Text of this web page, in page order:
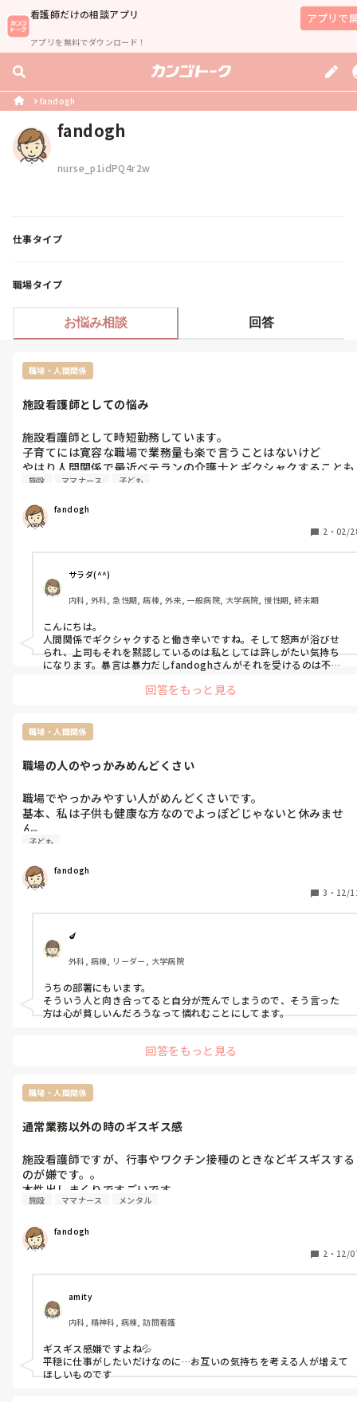
看護師だけの相談アプリ
アプリを無料でダウンロード！
アプリで
fandogh
fandogh
nurse_p1idPQ4r2w
仕事タイプ
職場タイプ
お悩み相談 回答
職場・人間関係
施設看護師としての悩み
施設看護師として時短勤務しています。
子育てには寛容な職場で業務量も楽で言うことはないけど
やはり人間関係で最近ベテランの介護士とギクシャクすることも
あり、先日は怒声を浴びせられたり
かといって転職も子供抱えながら大変だし
悩ましいです。
中々難しいです。
施設 ママナース 子ども
fandogh
2 ・ 02/
サラダ(^^)
内科, 外科, 急性期, 病棟, 外来, 一般病院, 大学病院, 慢性期, 終末期
こんにちは。
人間関係でギクシャクすると働き辛いですね。そして怒声が浴びせ
られ、上司もそれを黙認しているのは私としては許しがたい気持ち
になります。暴言は暴力だしfandoghさんがそれを受けるのは不当
かといって、すぐに辞めるなどの対処が難しいこともよくわかりま
回答をもっと見る
職場・人間関係
職場の人のやっかみめんどくさい
職場でやっかみやすい人がめんどくさいです。
基本、私は子供も健康な方なのでよっぽどじゃないと休みませ
ん。
今回職場の利用者でインフル出て、私は咳症状あったので上の人
は冷ややかな目線。
ちょっとしたことですぐ感情的になったり、やっかんだりする人
子ども
fandogh
3 ・ 12/
🍆
外科, 病棟, リーダー, 大学病院
うちの部署にもいます。
そういう人と向き合ってると自分が荒んでしまうので、そう言った
方は心が貧しいんだろうなって憐れむことにしてます。
回答をもっと見る
職場・人間関係
通常業務以外の時のギスギス感
施設看護師ですが、行事やワクチン接種のときなどギスギスする
のが嫌です。。
本性出しまくりですごいです。
施設 ママナース メンタル
fandogh
2 ・ 12/
amity
内科, 精神科, 病棟, 訪問看護
ギスギス感嫌ですよね💦
平穏に仕事がしたいだけなのに…お互いの気持ちを考える人が増えて
ほしいものです